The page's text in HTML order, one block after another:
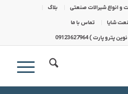
و انواع شیرالات صنعتی بلاگ
شایا تماس با ما
پارت ) 09123627964